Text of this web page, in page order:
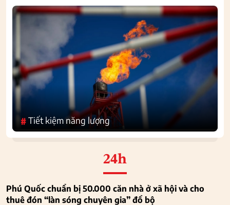
#Tiết kiệm năng lượng
24h
Phú Quốc chuẩn bị 50.000 căn nhà ở xã hội và cho
thuê đón “làn sóng chuyên gia” đổ bộ